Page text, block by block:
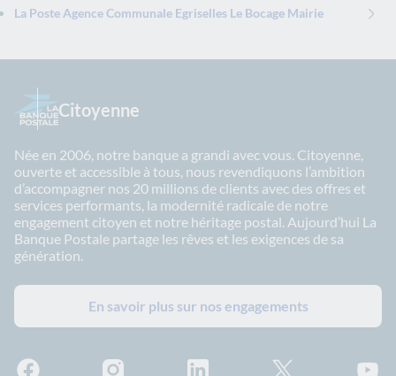
La Poste Agence Communale Egriselles Le Bocage Mairie
Citoyenne
Née en 2006, notre banque a grandi avec vous. Citoyenne,
ouverte et accessible à tous, nous revendiquons l’ambition
d’accompagner nos 20 millions de clients avec des offres et
services performants, la modernité radicale de notre
engagement citoyen et notre héritage postal. Aujourd’hui La
Banque Postale partage les rêves et les exigences de sa
génération.
En savoir plus sur nos engagements